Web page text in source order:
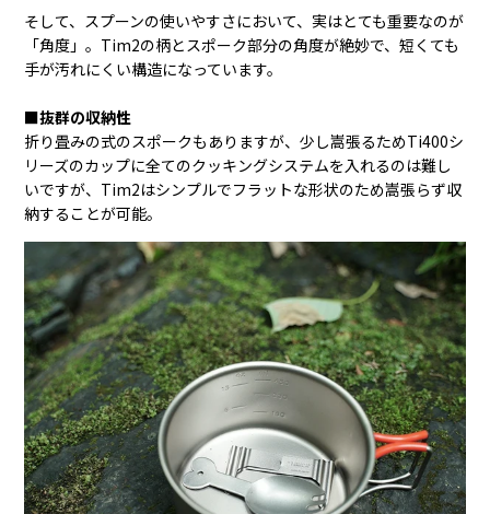
そして、スプーンの使いやすさにおいて、実はとても重要なのが
「角度」。Tim2の柄とスポーク部分の角度が絶妙で、短くても
手が汚れにくい構造になっています。
■抜群の収納性
折り畳みの式のスポークもありますが、少し嵩張るためTi400シ
リーズのカップに全てのクッキングシステムを入れるのは難し
いですが、Tim2はシンプルでフラットな形状のため嵩張らず収
納することが可能。